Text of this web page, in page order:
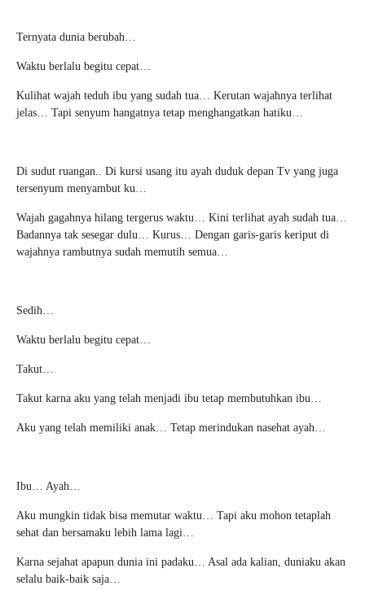
Ternyata dunia berubah…
Waktu berlalu begitu cepat…
Kulihat wajah teduh ibu yang sudah tua… Kerutan wajahnya terlihat
jelas… Tapi senyum hangatnya tetap menghangatkan hatiku…
Di sudut ruangan.. Di kursi usang itu ayah duduk depan Tv yang juga
tersenyum menyambut ku…
Wajah gagahnya hilang tergerus waktu… Kini terlihat ayah sudah tua…
Badannya tak sesegar dulu… Kurus… Dengan garis-garis keriput di
wajahnya rambutnya sudah memutih semua…
Sedih…
Waktu berlalu begitu cepat…
Takut…
Takut karna aku yang telah menjadi ibu tetap membutuhkan ibu…
Aku yang telah memiliki anak… Tetap merindukan nasehat ayah…
Ibu… Ayah…
Aku mungkin tidak bisa memutar waktu… Tapi aku mohon tetaplah
sehat dan bersamaku lebih lama lagi…
Karna sejahat apapun dunia ini padaku… Asal ada kalian, duniaku akan
selalu baik-baik saja…